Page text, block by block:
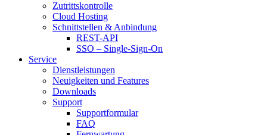
Zutrittskontrolle
Cloud Hosting
Schnittstellen & Anbindung
REST-API
SSO – Single-Sign-On
Service
Dienstleistungen
Neuigkeiten und Features
Downloads
Support
Supportformular
FAQ